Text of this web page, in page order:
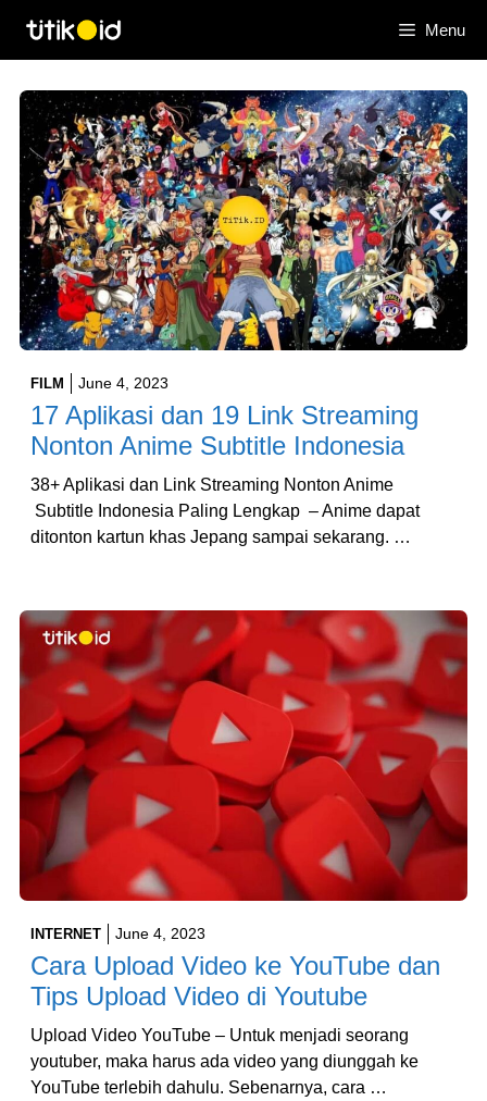
content
Menu
FILM June 4, 2023
17 Aplikasi dan 19 Link Streaming
Nonton Anime Subtitle Indonesia
38+ Aplikasi dan Link Streaming Nonton Anime
Subtitle Indonesia Paling Lengkap – Anime dapat
ditonton kartun khas Jepang sampai sekarang. …
INTERNET June 4, 2023
Cara Upload Video ke YouTube dan
Tips Upload Video di Youtube
Upload Video YouTube – Untuk menjadi seorang
youtuber, maka harus ada video yang diunggah ke
YouTube terlebih dahulu. Sebenarnya, cara …